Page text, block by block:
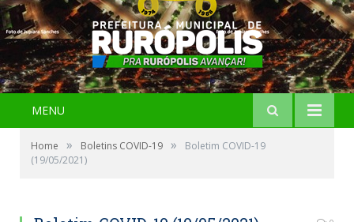
MENU
Home » Boletins COVID-19 »
Boletim COVID-19
(19/05/2021)